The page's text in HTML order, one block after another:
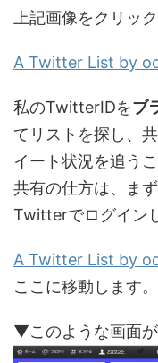
上記画像をクリッ
A Twitter List by
私のTwitterIDをブ
てリストを探し、
イート状況を追う
共有の仕方は、ま
Twitterでログイン
A Twitter List by
ここに移動します
▼このような画面